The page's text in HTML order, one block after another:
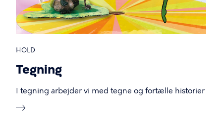
HOLD
Tegning
I tegning arbejder vi med tegne og fortælle historier